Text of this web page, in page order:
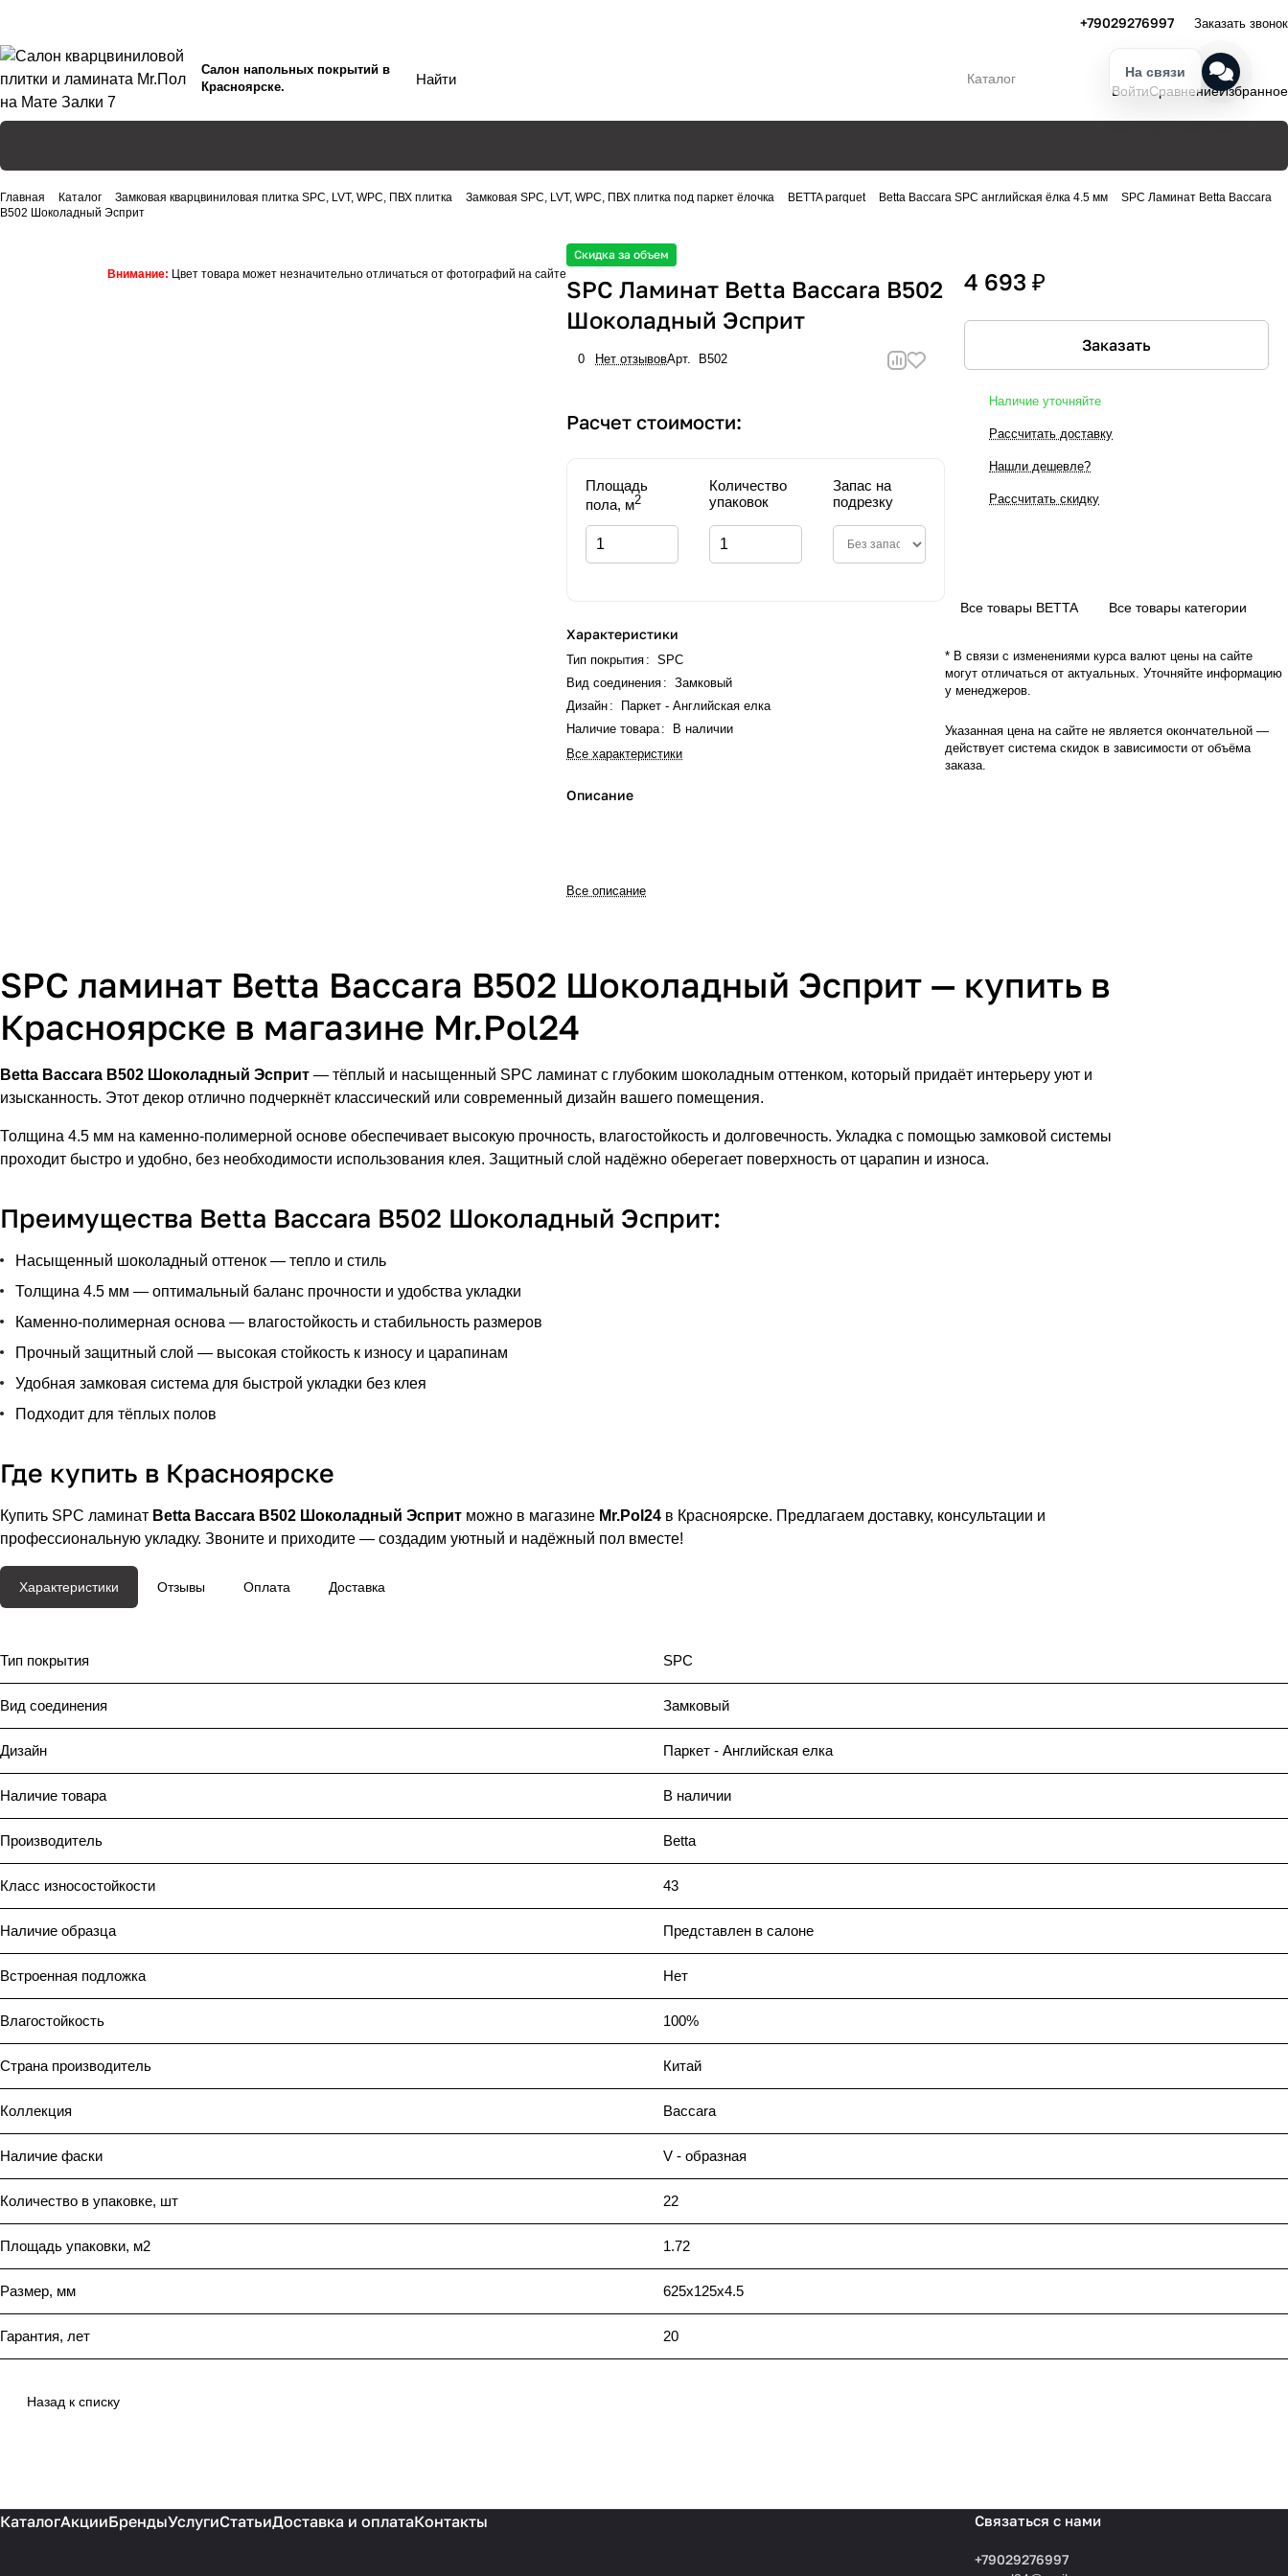
+79029276997 Заказать звонок
Салон напольных покрытий в
Красноярске.
Каталог
ВойтиСравнениеИзбранное
Главная Каталог Замковая кварцвиниловая плитка SPC, LVT, WPC, ПВХ плитка Замковая SPC, LVT, WPC, ПВХ плитка под паркет ёлочка BETTA parquet Betta Baccara SPC английская ёлка 4.5 мм
SPC Ламинат Betta Baccara
B502 Шоколадный Эсприт
Внимание: Цвет товара может незначительно отличаться от фотографий на сайте
Скидка за объем
SPC Ламинат Betta Baccara B502
Шоколадный Эсприт
0 Нет отзывовАрт. B502
Расчет стоимости:
Площадь
пола, м2
Количество
упаковок
Запас на
подрезку
Характеристики
Тип покрытия:
SPC
Вид соединения:
Замковый
Дизайн:
Паркет - Английская елка
Наличие товара:
В наличии
Все характеристики
Описание
Все описание
4 693 ₽
Заказать
Наличие уточняйте
Рассчитать доставку
Нашли дешевле?
Рассчитать скидку
Все товары BETTA Все товары категории
* В связи с изменениями курса валют цены на сайте
могут отличаться от актуальных. Уточняйте информацию
у менеджеров.
Указанная цена на сайте не является окончательной —
действует система скидок в зависимости от объёма
заказа.
SPC ламинат Betta Baccara B502 Шоколадный Эсприт — купить в
Красноярске в магазине Mr.Pol24
Betta Baccara B502 Шоколадный Эсприт — тёплый и насыщенный SPC ламинат с глубоким шоколадным оттенком, который придаёт интерьеру уют и
изысканность. Этот декор отлично подчеркнёт классический или современный дизайн вашего помещения.
Толщина 4.5 мм на каменно-полимерной основе обеспечивает высокую прочность, влагостойкость и долговечность. Укладка с помощью замковой системы
проходит быстро и удобно, без необходимости использования клея. Защитный слой надёжно оберегает поверхность от царапин и износа.
Преимущества Betta Baccara B502 Шоколадный Эсприт:
Насыщенный шоколадный оттенок — тепло и стиль
Толщина 4.5 мм — оптимальный баланс прочности и удобства укладки
Каменно-полимерная основа — влагостойкость и стабильность размеров
Прочный защитный слой — высокая стойкость к износу и царапинам
Удобная замковая система для быстрой укладки без клея
Подходит для тёплых полов
Где купить в Красноярске
Купить SPC ламинат Betta Baccara B502 Шоколадный Эсприт можно в магазине Mr.Pol24 в Красноярске. Предлагаем доставку, консультации и
профессиональную укладку. Звоните и приходите — создадим уютный и надёжный пол вместе!
Характеристики Отзывы Оплата Доставка
Тип покрытия SPC
Вид соединения Замковый
Дизайн Паркет - Английская елка
Наличие товара В наличии
Производитель Betta
Класс износостойкости 43
Наличие образца Представлен в салоне
Встроенная подложка Нет
Влагостойкость 100%
Страна производитель Китай
Коллекция Baccara
Наличие фаски V - образная
Количество в упаковке, шт 22
Площадь упаковки, м2 1.72
Размер, мм 625x125x4.5
Гарантия, лет 20
Назад к списку
КаталогАкцииБрендыУслугиСтатьиДоставка и оплатаКонтакты Связаться с нами
+79029276997
На связи